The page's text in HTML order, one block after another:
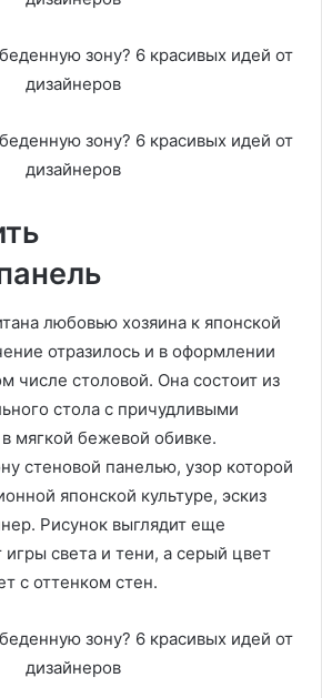
любовью хозяина к японской
отразилось и в оформлении
числе столовой. Она состоит из
стола с причудливыми
мягкой бежевой обивке.
стеновой панелью, узор которой
японской культуре, эскиз
Рисунок выглядит еще
игры света и тени, а серый цвет
с оттенком стен.